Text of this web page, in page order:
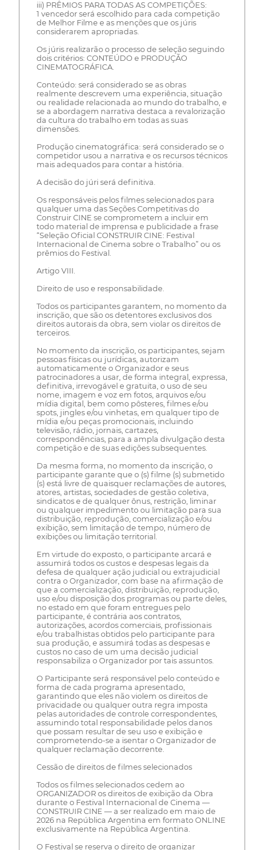
iii) PRÊMIOS PARA TODAS AS COMPETIÇÕES:
1 vencedor será escolhido para cada competição
de Melhor Filme e as menções que os júris
considerarem apropriadas.
Os júris realizarão o processo de seleção seguindo
dois critérios: CONTEÚDO e PRODUÇÃO
CINEMATOGRÁFICA.
Conteúdo: será considerado se as obras
realmente descrevem uma experiência, situação
ou realidade relacionada ao mundo do trabalho, e
se a abordagem narrativa destaca a revalorização
da cultura do trabalho em todas as suas
dimensões.
Produção cinematográfica: será considerado se o
competidor usou a narrativa e os recursos técnicos
mais adequados para contar a história.
A decisão do júri será definitiva.
Os responsáveis pelos filmes selecionados para
qualquer uma das Seções Competitivas do
Construir CINE se comprometem a incluir em
todo material de imprensa e publicidade a frase
“Seleção Oficial CONSTRUIR CINE: Festival
Internacional de Cinema sobre o Trabalho” ou os
prêmios do Festival.
Artigo VIII.
Direito de uso e responsabilidade.
Todos os participantes garantem, no momento da
inscrição, que são os detentores exclusivos dos
direitos autorais da obra, sem violar os direitos de
terceiros.
No momento da inscrição, os participantes, sejam
pessoas físicas ou jurídicas, autorizam
automaticamente o Organizador e seus
patrocinadores a usar, de forma integral, expressa,
definitiva, irrevogável e gratuita, o uso de seu
nome, imagem e voz em fotos, arquivos e/ou
mídia digital, bem como pôsteres, filmes e/ou
spots, jingles e/ou vinhetas, em qualquer tipo de
mídia e/ou peças promocionais, incluindo
televisão, rádio, jornais, cartazes,
correspondências, para a ampla divulgação desta
competição e de suas edições subsequentes.
Da mesma forma, no momento da inscrição, o
participante garante que o (s) filme (s) submetido
(s) está livre de quaisquer reclamações de autores,
atores, artistas, sociedades de gestão coletiva,
sindicatos e de qualquer ônus, restrição, liminar
ou qualquer impedimento ou limitação para sua
distribuição, reprodução, comercialização e/ou
exibição, sem limitação de tempo, número de
exibições ou limitação territorial.
Em virtude do exposto, o participante arcará e
assumirá todos os custos e despesas legais da
defesa de qualquer ação judicial ou extrajudicial
contra o Organizador, com base na afirmação de
que a comercialização, distribuição, reprodução,
uso e/ou disposição dos programas ou parte deles,
no estado em que foram entregues pelo
participante, é contrária aos contratos,
autorizações, acordos comerciais, profissionais
e/ou trabalhistas obtidos pelo participante para
sua produção, e assumirá todas as despesas e
custos no caso de um uma decisão judicial
responsabiliza o Organizador por tais assuntos.
O Participante será responsável pelo conteúdo e
forma de cada programa apresentado,
garantindo que eles não violem os direitos de
privacidade ou qualquer outra regra imposta
pelas autoridades de controle correspondentes,
assumindo total responsabilidade pelos danos
que possam resultar de seu uso e exibição e
comprometendo-se a isentar o Organizador de
qualquer reclamação decorrente.
Cessão de direitos de filmes selecionados
Todos os filmes selecionados cedem ao
ORGANIZADOR os direitos de exibição da Obra
durante o Festival Internacional de Cinema —
CONSTRUIR CINE — a ser realizado em maio de
2026 na República Argentina em formato ONLINE
exclusivamente na República Argentina.
O Festival se reserva o direito de organizar